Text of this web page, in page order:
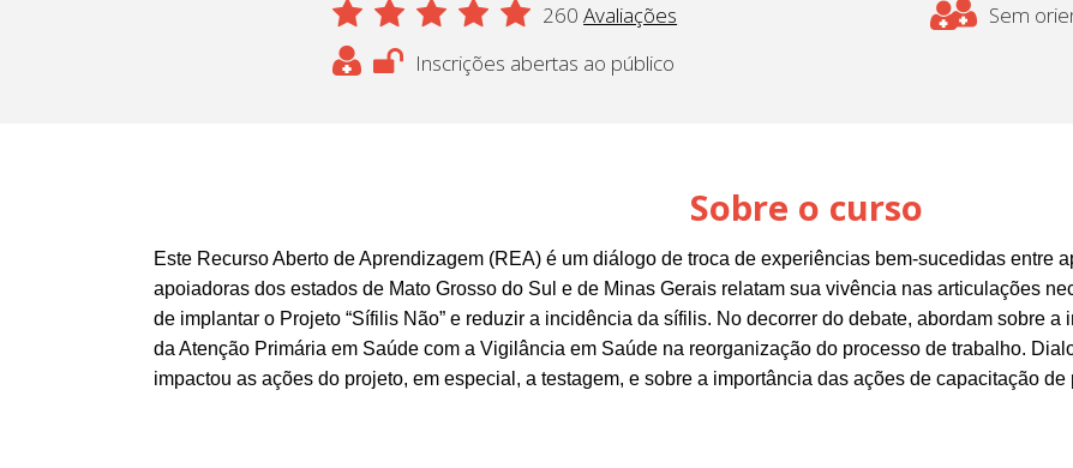
260 Avaliações
Sem
Inscrições abertas ao público
Sobre o curso
Este Recurso Aberto de Aprendizagem (REA) é um diálogo de troca de experiências bem-sucedidas entre
apoiadoras dos estados de Mato Grosso do Sul e de Minas Gerais relatam sua vivência nas articulações
de implantar o Projeto “Sífilis Não” e reduzir a incidência da sífilis. No decorrer do debate, abordam sobre
da Atenção Primária em Saúde com a Vigilância em Saúde na reorganização do processo de trabalho.
impactou as ações do projeto, em especial, a testagem, e sobre a importância das ações de capacitação